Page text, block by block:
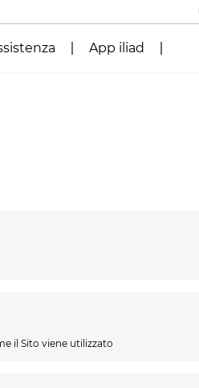
App iliad
il Sito viene utilizzato